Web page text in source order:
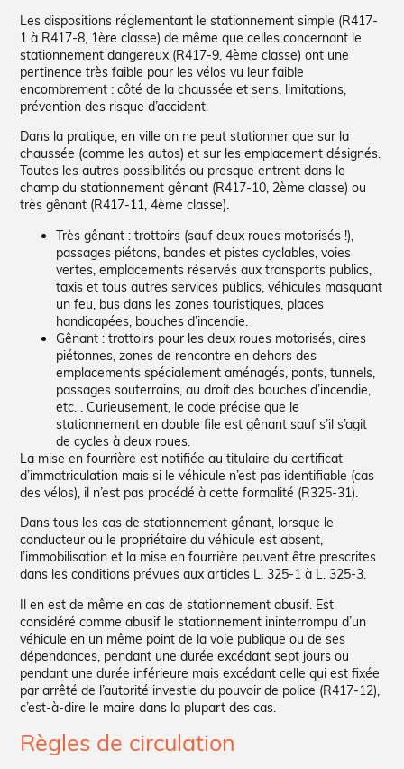
Les dispositions réglementant le stationnement simple (R417-
1 à R417-8, 1ère classe) de même que celles concernant le
stationnement dangereux (R417-9, 4ème classe) ont une
pertinence très faible pour les vélos vu leur faible
encombrement : côté de la chaussée et sens, limitations,
prévention des risque d’accident.
Dans la pratique, en ville on ne peut stationner que sur la
chaussée (comme les autos) et sur les emplacement désignés.
Toutes les autres possibilités ou presque entrent dans le
champ du stationnement gênant (R417-10, 2ème classe) ou
très gênant (R417-11, 4ème classe).
Très gênant : trottoirs (sauf deux roues motorisés !),
passages piétons, bandes et pistes cyclables, voies
vertes, emplacements réservés aux transports publics,
taxis et tous autres services publics, véhicules masquant
un feu, bus dans les zones touristiques, places
handicapées, bouches d’incendie.
Gênant : trottoirs pour les deux roues motorisés, aires
piétonnes, zones de rencontre en dehors des
emplacements spécialement aménagés, ponts, tunnels,
passages souterrains, au droit des bouches d’incendie,
etc. . Curieusement, le code précise que le
stationnement en double file est gênant sauf s’il s’agit
de cycles à deux roues.
La mise en fourrière est notifiée au titulaire du certificat
d’immatriculation mais si le véhicule n’est pas identifiable (cas
des vélos), il n’est pas procédé à cette formalité (R325-31).
Dans tous les cas de stationnement gênant, lorsque le
conducteur ou le propriétaire du véhicule est absent,
l’immobilisation et la mise en fourrière peuvent être prescrites
dans les conditions prévues aux articles L. 325-1 à L. 325-3.
Il en est de même en cas de stationnement abusif. Est
considéré comme abusif le stationnement ininterrompu d’un
véhicule en un même point de la voie publique ou de ses
dépendances, pendant une durée excédant sept jours ou
pendant une durée inférieure mais excédant celle qui est fixée
par arrêté de l’autorité investie du pouvoir de police (R417-12),
c’est-à-dire le maire dans la plupart des cas.
Règles de circulation